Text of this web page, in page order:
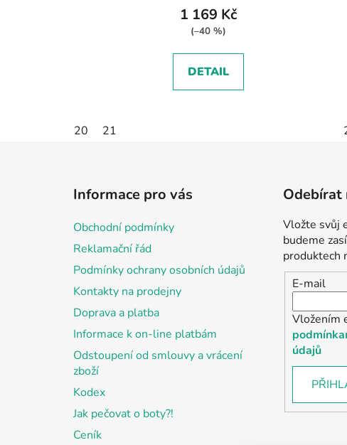
1 169 Kč
(–40 %)
DETAIL
20 21
Informace pro vás
Obchodní podmínky
Reklamační řád
Podmínky ochrany osobních údajů
Kontakty na prodejny
Doprava a platba
Informace k on-line platbám
Odstoupení od smlouvy a vrácení
zboží
Kodex
Jak pečovat o boty?!
Ceník
Vložte svůj
budeme
produktech
E-mail
Vložením
údajů